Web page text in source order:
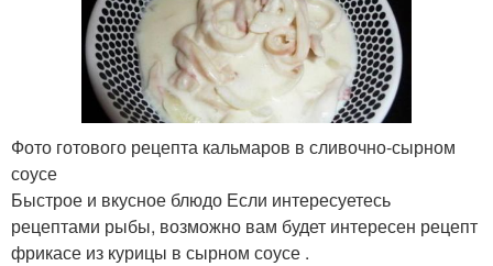
Фото готового рецепта кальмаров в сливочно-сырном
соусе
Быстрое и вкусное блюдо Если интересуетесь
рецептами рыбы, возможно вам будет интересен рецепт
фрикасе из курицы в сырном соусе .